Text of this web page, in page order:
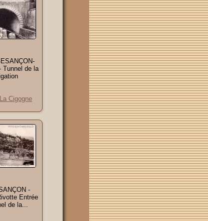
Tunnel de la
La Cigogne
-
Entrée
de la...